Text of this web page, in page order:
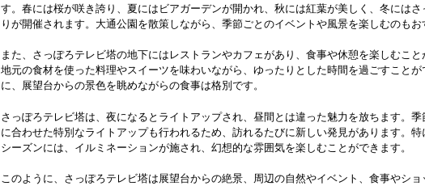
す。春には桜が咲き誇り、夏にはビアガーデンが開かれ、秋には紅葉が美しく、冬にはさ
りが開催されます。大通公園を散策しながら、季節ごとのイベントや風景を楽しむのもお
また、さっぽろテレビ塔の地下にはレストランやカフェがあり、食事や休憩を楽しむこと
地元の食材を使った料理やスイーツを味わいながら、ゆったりとした時間を過ごすことが
に、展望台からの景色を眺めながらの食事は格別です。
さっぽろテレビ塔は、夜になるとライトアップされ、昼間とは違った魅力を放ちます。季
に合わせた特別なライトアップも行われるため、訪れるたびに新しい発見があります。特
シーズンには、イルミネーションが施され、幻想的な雰囲気を楽しむことができます。
このように、さっぽろテレビ塔は展望台からの絶景、周辺の自然やイベント、食事やショ